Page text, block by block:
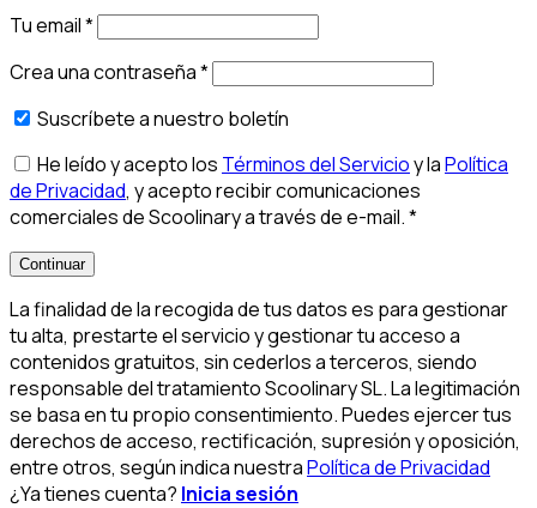
Tu email*
Crea una contraseña*
Suscríbete a nuestro boletín
He leído y acepto los Términos del Servicioy laPolítica
de Privacidad, y acepto recibir comunicaciones
comerciales de Scoolinary a través de e-mail.*
Continuar
La finalidad de la recogida de tus datos es para gestionar
tu alta, prestarte el servicio y gestionar tu acceso a
contenidos gratuitos, sin cederlos a terceros, siendo
responsable del tratamiento Scoolinary SL. La legitimación
se basa en tu propio consentimiento. Puedes ejercer tus
derechos de acceso, rectificación, supresión y oposición,
entre otros, según indica nuestraPolítica de Privacidad
¿Ya tienes cuenta? Inicia sesión